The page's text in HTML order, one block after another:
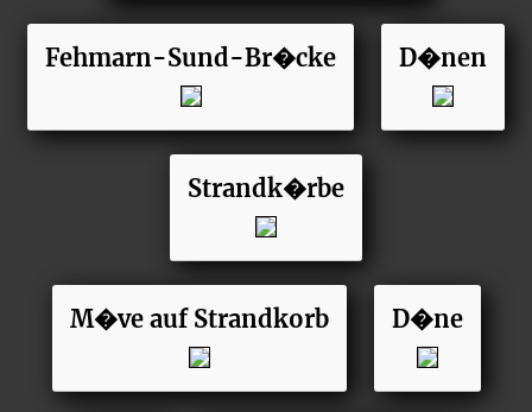
Fehmarn-Sund-Br�cke D�nen
Strandk�rbe
M�ve auf Strandkorb D�ne